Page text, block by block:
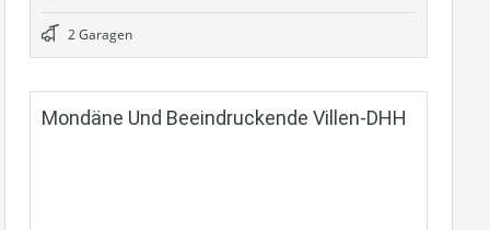
2 Garagen
Mondäne Und Beeindruckende Villen-DHH